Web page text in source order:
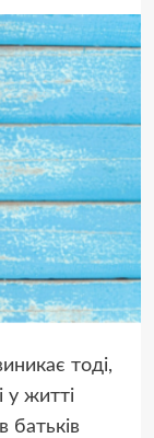
тоді,
у житті